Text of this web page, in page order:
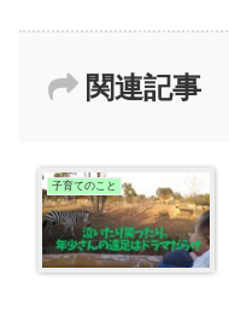
関連記事
子育てのこと